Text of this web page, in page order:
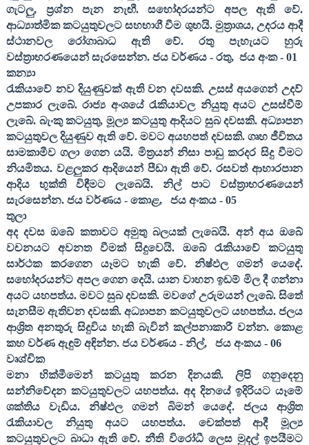
ගැටලු, ප්‍රශ්න පැන නැඟී. සහෝදරයන්ට අපල ඇති වේ.
ආධ්‍යාත්මික කටයුතුවලට සහභාගී වීම ශුභයි. මුත්‍රාශය, උදරය ආදී
ස්ථානවල රෝගාබාධ ඇති වේ. රතු පැහැයට හුරු
වස්ත්‍රාභරණයෙන් සැරසෙන්න. ජය වර්ණය - රතු, ජය අංක - 01
කන්‍යා
රැකියාවේ නව දියුණුවක් ඇති වන දවසකි. උසස් අයගෙන් උදව්
උපකාර ලැබේ. රාජ්‍ය අංශයේ රැකියාවල නියුතු අයට උසස්වීම්
ලැබේ. බැංකු කටයුතු,මූල්‍ය කටයුතු ආදියට සුබ දවසකි. අධ්‍යාපන
කටයුතුවල දියුණුව ඇති වේ. මවට අයහපත් දවසකි. ගෘහ ජීවිතය
සාමකාමීව ගලා ගෙන යයි. මිත්‍රයන් නිසා පාඩු කරදර සිදු වීමට
නියමිතය. වළලුකර ආදියෙන් පීඩා ඇති වේ. රසවත් ආහාරපාන
ආදිය භුක්ති විඳීමට ලැබෙයි. නිල් පාට වස්ත්‍රාභරණයෙන්
සැරසෙන්න. ජය වර්ණය - කොළ, ජය අංකය -05
තුලා
අද දවස ඔබේ කතාවට අමුතු බලයක් ලැබෙ‍යි. අන් අය ඔබේ
වචනයට අවනත වීමක් සිදුවෙයි. ඔබේ රැකියාවේ කටයුතු
සාර්ථක කරගෙන යෑමට හැකි වේ. නිෂ්ඵල ගමන් යෙදේ.
සහෝදරයන්ට අපල ගෙන දෙයි. යාන වාහන ඉඩම් මිල දී ගන්නා
අයට යහපත්ය. මවට සුබ දවසකි. මවගේ උරුමයන් ලැබේ. සිතේ
සැනසීම ඇතිවන දවසකි. අධ්‍යාපන කටයුතුවලට යහපත්ය. ජලය
ආශ්‍රිත අනතුරු සිදුවිය හැකි බැවින් කල්පනාකාරී වන්න. කොළ
කහ වර්ණ ඇඳුම් අඳින්න. ජය වර්ණය - නිල්, ජය අංකය - 06
වෘශ්චික
මනා හික්මීමෙන් කටයුතු කරන දිනයකි. ලිපි ගනුදෙනු
සන්නිවේදන කටයුතුවලට යහපත්ය. අද දිනයේ ඉදිරියට යෑමේ
ශක්තිය වැඩිය. නිෂ්ඵල ගමන් බිමන් යෙදේ. ජලය ආශ්‍රිත
රැකියාවල නියුතු අයට යහපත්ය. චෙක්පත් ආදී මූල්‍ය
කටයුතුවලට බාධා ඇති වේ. නීති විරෝධී ලෙස මුදල් ඉපයීමට